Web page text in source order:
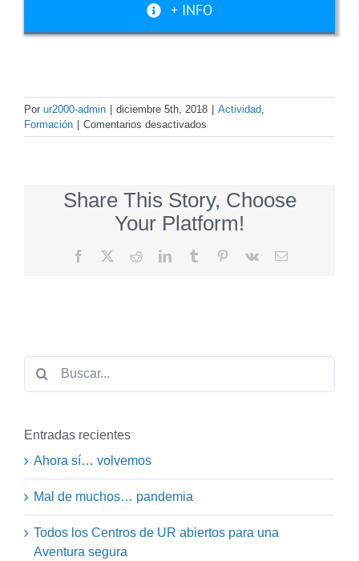
+ INFO
Por ur2000-admin diciembre 5th, 2018 Actividad,
Formación
Comentarios desactivados
Jornadas
Share This Story, Choose
Your Platform!
Facebook RedditLinkedInTumblr Pinterest
Vk
Correo
Entradas recientes
Ahora sí… volvemos
Mal de muchos… pandemia
Todos los Centros de UR abiertos para una
Aventura segura